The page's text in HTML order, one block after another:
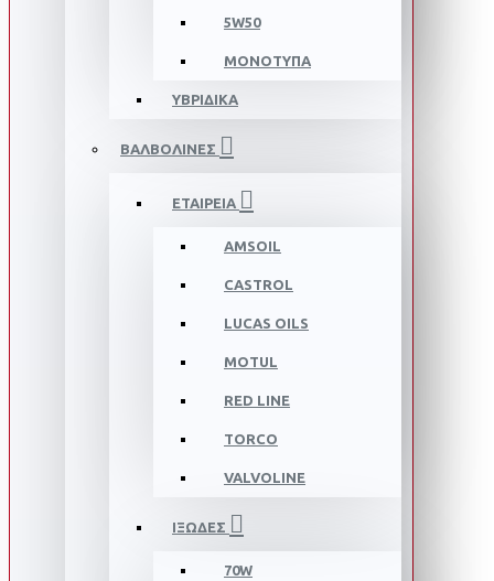
5W50
ΜΟΝΟΤΥΠΑ
ΥΒΡΙΔΙΚΑ
ΒΑΛΒΟΛΙΝΕΣ
ΕΤΑΙΡΕΙΑ
AMSOIL
CASTROL
LUCAS OILS
MOTUL
RED LINE
TORCO
VALVOLINE
ΙΞΩΔΕΣ
70W